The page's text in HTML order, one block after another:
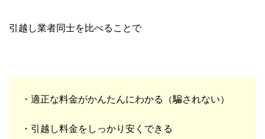
引越し業者同士を比べることで
・適正な料金がかんたんにわかる（騙されない）
・引越し料金をしっかり安くできる